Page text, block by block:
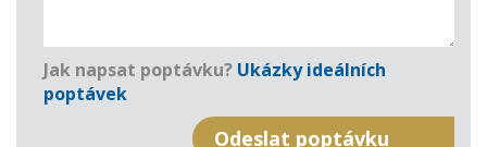
Jak napsat poptávku? Ukázky ideálních
poptávek